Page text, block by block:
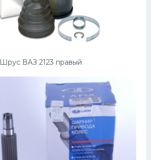
Шрус ВАЗ 2123 правый